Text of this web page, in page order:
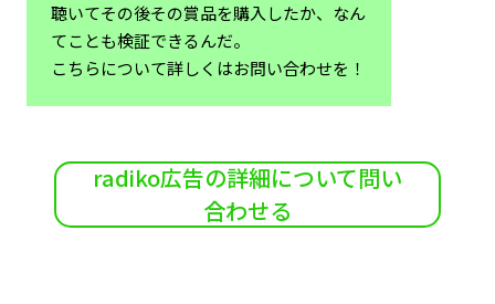
聴いてその後その賞品を購入したか、なん
てことも検証できるんだ。
こちらについて詳しくはお問い合わせを！
radiko広告の詳細について問い
合わせる